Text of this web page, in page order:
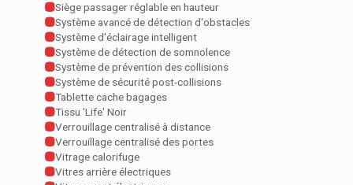
Siège passager réglable en hauteur
Système avancé de détection d'obstacles
Système d'éclairage intelligent
Système de détection de somnolence
Système de prévention des collisions
Système de sécurité post-collisions
Tablette cache bagages
Tissu 'Life' Noir
Verrouillage centralisé à distance
Verrouillage centralisé des portes
Vitrage calorifuge
Vitres arrière électriques